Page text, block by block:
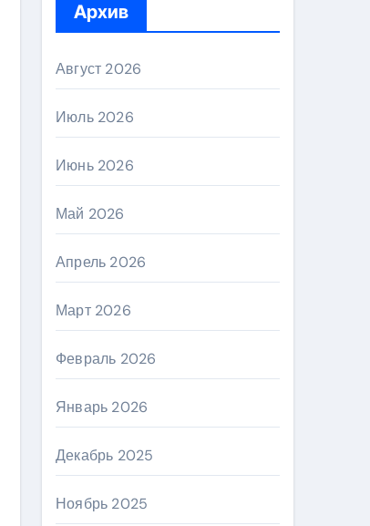
Архив
Август 2026
Июль 2026
Июнь 2026
Май 2026
Апрель 2026
Март 2026
Февраль 2026
Январь 2026
Декабрь 2025
Ноябрь 2025